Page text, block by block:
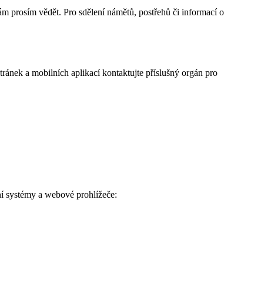
prosím vědět. Pro sdělení námětů, postřehů či informací o
a mobilních aplikací kontaktujte příslušný orgán pro
systémy a webové prohlížeče: